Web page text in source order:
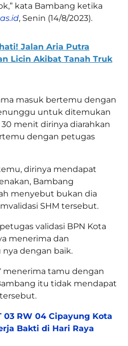
kata Bambang ketika
, Senin (14/8/2023).
Jalan Aria Putra
Licin Akibat Tanah Truk
masuk bertemu dengan
untuk ditemukan
menit dirinya diarahkan
dengan petugas
dirinya mendapat
Bambang
menyebut bukan dia
SHM tersebut.
validasi BPN Kota
menerima dan
dengan baik.
menerima tamu dengan
itu tidak mendapat
03 RW 04 Cipayung Kota
Bakti di Hari Raya